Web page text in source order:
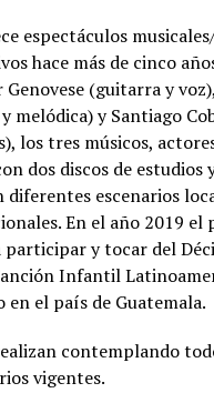
espectáculos
hace más de cinco
(guitarra y
melódica) y Santiago
los tres músicos,
dos discos de estudios
diferentes escenarios
En el año 2019 el
participar y tocar del
Infantil
en el país de Guatemala.
contemplando
vigentes.